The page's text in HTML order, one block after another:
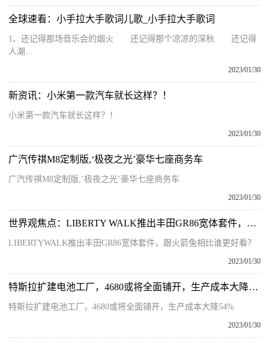
全球速看：小手拉大手歌词儿歌_小手拉大手歌词
1、还记得那场音乐会的烟火 还记得那个凉凉的深秋 还记得
人潮...
2023/01/30
新资讯：小米第一款汽车就长这样？！
小米第一款汽车就长这样？！
2023/01/30
广汽传祺M8定制版,‘极夜之光’豪华七座商务车
广汽传祺M8定制版,‘极夜之光’豪华七座商务车
2023/01/30
世界观焦点：LIBERTY WALK推出丰田GR86宽体套件，跟火箭兔相比谁更好看？
LIBERTYWALK推出丰田GR86宽体套件，跟火箭兔相比谁更好看？
2023/01/30
特斯拉扩建电池工厂，4680或将全面铺开，生产成本大降54%
特斯拉扩建电池工厂，4680或将全面铺开，生产成本大降54%
2023/01/30